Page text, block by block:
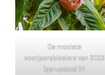
De mooiste
voorjaarsbloeiers van 2023
(ge-update) 24